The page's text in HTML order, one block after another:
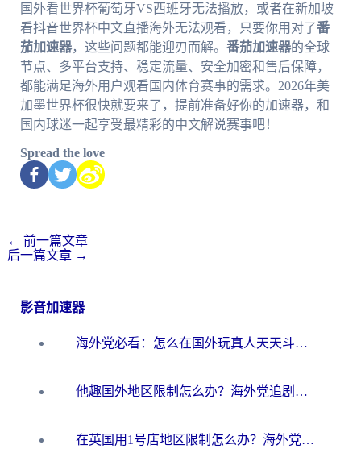
国外看世界杯葡萄牙VS西班牙无法播放，或者在新加坡
看抖音世界杯中文直播海外无法观看，只要你用对了番
茄加速器，这些问题都能迎刃而解。 番茄加速器的全球
节点、多平台支持、稳定流量、安全加密和售后保障，
都能满足海外用户观看国内体育赛事的需求。2026年美
加墨世界杯很快就要来了，提前准备好你的加速器，和
国内球迷一起享受最精彩的中文解说赛事吧！
Spread the love
← 前一篇文章
后一篇文章 →
影音加速器
海外党必看：怎么在国外玩真人天天斗地主？附证券开户、音乐定位修改全攻略
他趣国外地区限制怎么办？海外党追剧听歌看直播的一站式解决方案
在英国用1号店地区限制怎么办？海外党必看的回国加速全攻略